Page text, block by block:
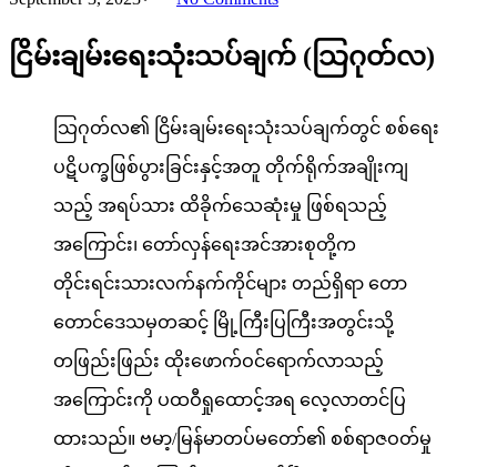
ငြိမ်းချမ်းရေးသုံးသပ်ချက် (သြဂုတ်လ)
သြဂုတ်လ၏ ငြိမ်းချမ်းရေးသုံးသပ်ချက်တွင် စစ်ရေး
ပဋိပက္ခဖြစ်ပွားခြင်းနှင့်အတူ တိုက်ရိုက်အချိုးကျ
သည့် အရပ်သား ထိခိုက်သေဆုံးမှု ဖြစ်ရသည့်
အကြောင်း၊ တော်လှန်ရေးအင်အားစုတို့က
တိုင်းရင်းသားလက်နက်ကိုင်များ တည်ရှိရာ တော
တောင်ဒေသမှတဆင့် မြို့ကြီးပြကြီးအတွင်းသို့
တဖြည်းဖြည်း ထိုးဖောက်ဝင်ရောက်လာသည့်
အကြောင်းကို ပထဝီရှုထောင့်အရ လေ့လာတင်ပြ
ထားသည်။ ဗမာ့/မြန်မာတပ်မတော်၏ စစ်ရာဇဝတ်မှု